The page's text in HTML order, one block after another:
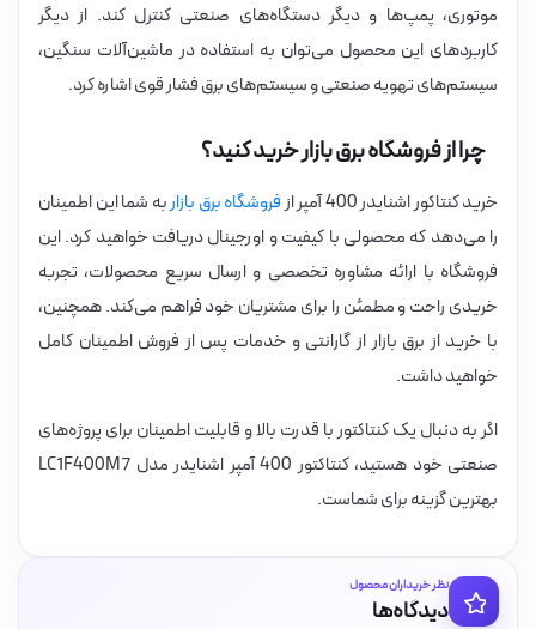
موتوری، پمپ‌ها و دیگر دستگاه‌های صنعتی کنترل کند. از دیگر
کاربردهای این محصول می‌توان به استفاده در ماشین‌آلات سنگین،
سیستم‌های تهویه صنعتی و سیستم‌های برق فشار قوی اشاره کرد.
چرا از فروشگاه برق بازار خرید کنید؟
خرید کنتاکور اشنایدر 400 آمپر از فروشگاه برق بازاربه شما این اطمینان
را می‌دهد که محصولی با کیفیت و اورجینال دریافت خواهید کرد. این
فروشگاه با ارائه مشاوره تخصصی و ارسال سریع محصولات، تجربه
خریدی راحت و مطمئن را برای مشتریان خود فراهم می‌کند. همچنین،
با خرید از برق بازار از گارانتی و خدمات پس از فروش اطمینان کامل
خواهید داشت.
اگر به دنبال یک کنتاکتور با قدرت بالا و قابلیت اطمینان برای پروژه‌های
صنعتی خود هستید، کنتاکتور 400 آمپر اشنایدر مدل LC1F400M7
بهترین گزینه برای شماست.
نظر خریداران محصول
دیدگاه‌ها